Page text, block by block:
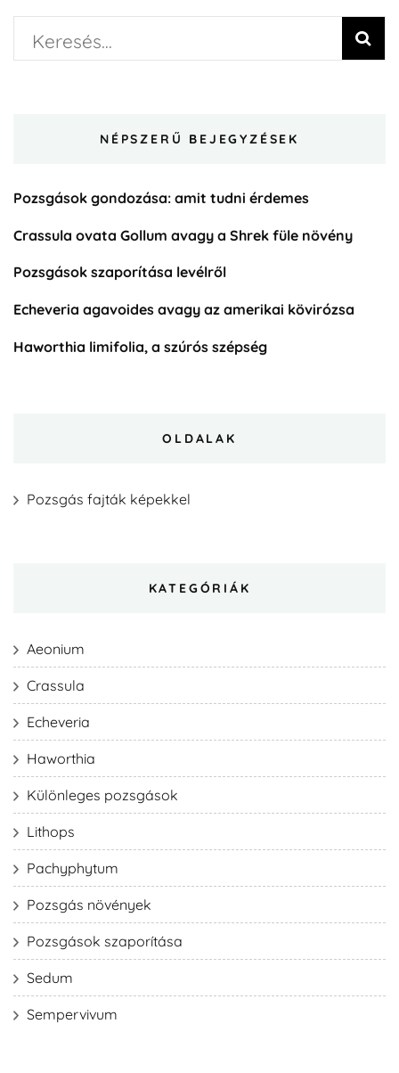
NÉPSZERŰ BEJEGYZÉSEK
Pozsgások gondozása: amit tudni érdemes
Crassula ovata Gollum avagy a Shrek füle növény
Pozsgások szaporítása levélről
Echeveria agavoides avagy az amerikai kövirózsa
Haworthia limifolia, a szúrós szépség
OLDALAK
Pozsgás fajták képekkel
KATEGÓRIÁK
Aeonium
Crassula
Echeveria
Haworthia
Különleges pozsgások
Lithops
Pachyphytum
Pozsgás növények
Pozsgások szaporítása
Sedum
Sempervivum